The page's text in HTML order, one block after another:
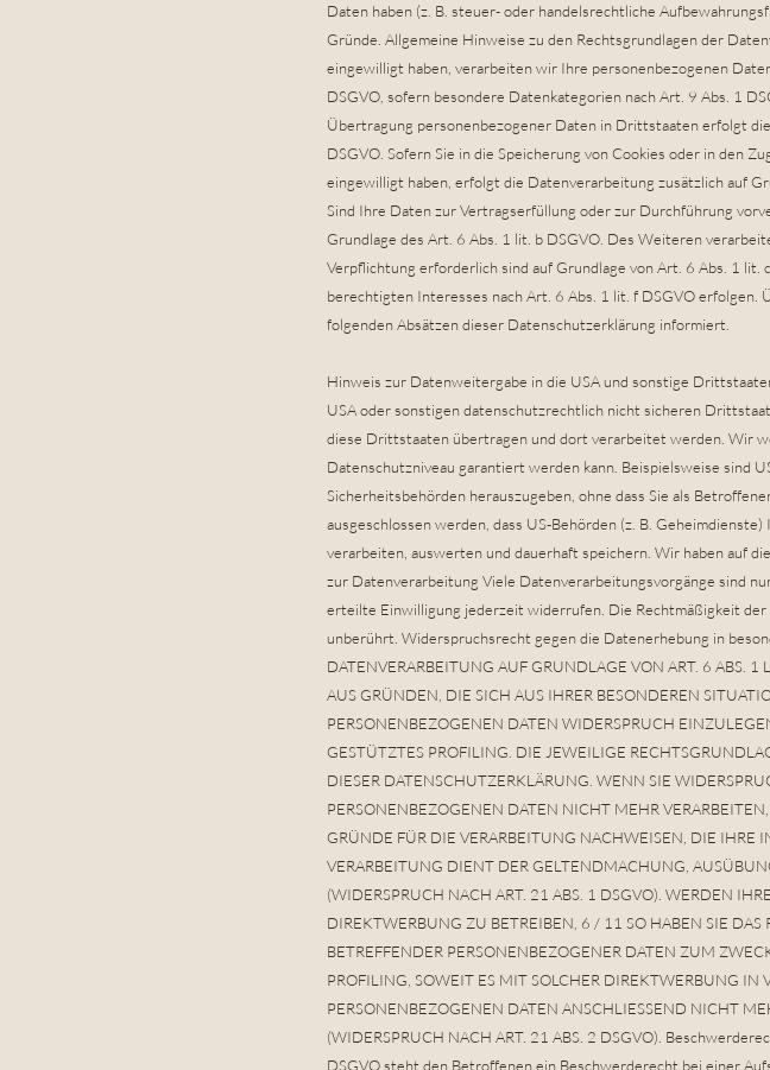
Daten haben (z. B. steuer- oder handelsrechtliche
Gründe. Allgemeine Hinweise zu den Rechtsgrundlagen der
eingewilligt haben, verarbeiten wir Ihre personenbezogenen
DSGVO, sofern besondere Datenkategorien nach Art. 9 Abs. 1
Übertragung personenbezogener Daten in Drittstaaten erfolgt
DSGVO. Sofern Sie in die Speicherung von Cookies oder in den
eingewilligt haben, erfolgt die Datenverarbeitung zusätzlich auf
Sind Ihre Daten zur Vertragserfüllung oder zur Durchführung
Grundlage des Art. 6 Abs. 1 lit. b DSGVO. Des Weiteren
Verpflichtung erforderlich sind auf Grundlage von Art. 6 Abs. 1
berechtigten Interesses nach Art. 6 Abs. 1 lit. f DSGVO erfolgen.
folgenden Absätzen dieser Datenschutzerklärung informiert.
Hinweis zur Datenweitergabe in die USA und sonstige
USA oder sonstigen datenschutzrechtlich nicht sicheren
diese Drittstaaten übertragen und dort verarbeitet werden. Wir
Datenschutzniveau garantiert werden kann. Beispielsweise sind
Sicherheitsbehörden herauszugeben, ohne dass Sie als
ausgeschlossen werden, dass US-Behörden (z. B.
verarbeiten, auswerten und dauerhaft speichern. Wir haben auf
zur Datenverarbeitung Viele Datenverarbeitungsvorgänge sind
erteilte Einwilligung jederzeit widerrufen. Die Rechtmäßigkeit
unberührt. Widerspruchsrecht gegen die Datenerhebung in
DATENVERARBEITUNG AUF GRUNDLAGE VON ART. 6 ABS. 1
AUS GRÜNDEN, DIE SICH AUS IHRER BESONDEREN
PERSONENBEZOGENEN DATEN WIDERSPRUCH
GESTÜTZTES PROFILING. DIE JEWEILIGE
DIESER DATENSCHUTZERKLÄRUNG. WENN SIE
PERSONENBEZOGENEN DATEN NICHT MEHR
GRÜNDE FÜR DIE VERARBEITUNG NACHWEISEN, DIE IHRE
VERARBEITUNG DIENT DER GELTENDMACHUNG,
(WIDERSPRUCH NACH ART. 21 ABS. 1 DSGVO). WERDEN
DIREKTWERBUNG ZU BETREIBEN, 6 / 11 SO HABEN SIE
BETREFFENDER PERSONENBEZOGENER DATEN ZUM
PROFILING, SOWEIT ES MIT SOLCHER DIREKTWERBUNG
PERSONENBEZOGENEN DATEN ANSCHLIESSEND NICHT
(WIDERSPRUCH NACH ART. 21 ABS. 2 DSGVO).
DSGVO steht den Betroffenen ein Beschwerderecht bei einer